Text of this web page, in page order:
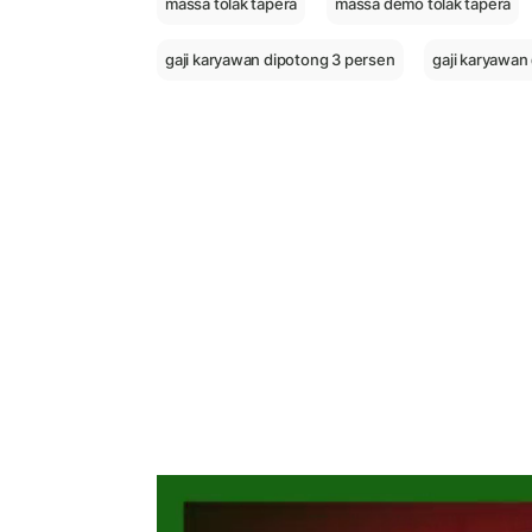
gaji karyawan dipotong 3 persen gaji